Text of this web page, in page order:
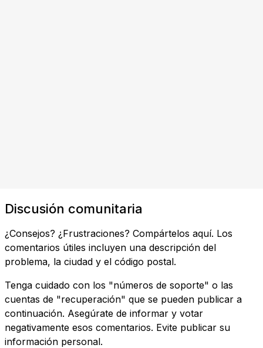
Discusión comunitaria
¿Consejos? ¿Frustraciones? Compártelos aquí. Los
comentarios útiles incluyen una descripción del
problema, la ciudad y el código postal.
Tenga cuidado con los "números de soporte" o las
cuentas de "recuperación" que se pueden publicar a
continuación. Asegúrate de informar y votar
negativamente esos comentarios. Evite publicar su
información personal.